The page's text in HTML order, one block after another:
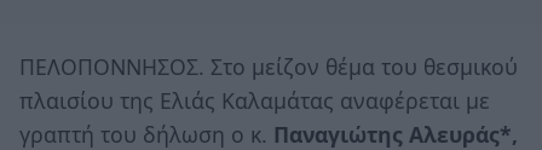
ΠΕΛΟΠΟΝΝΗΣΟΣ. Στο μείζον θέμα του θεσμικού
πλαισίου της Ελιάς Καλαμάτας αναφέρεται με
γραπτή του δήλωση ο κ. Παναγιώτης Αλευράς*,